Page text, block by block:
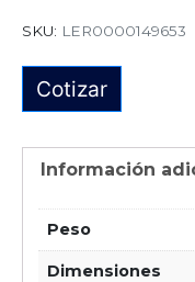
SKU: LER0000149653
Cotizar
Información
Peso
Dimensiones